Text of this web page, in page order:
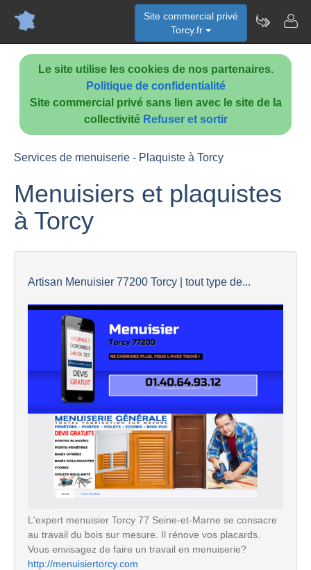
Le site utilise les cookies de nos partenaires.
Politique de confidentialité
Site commercial privé sans lien avec le site de la
collectivité Refuser et sortir
Site commercial privé
Torcy.fr
Services de menuiserie - Plaquiste à Torcy
Menuisiers et plaquistes
à Torcy
Artisan Menuisier 77200 Torcy | tout type de...
L'expert menuisier Torcy 77 Seine-et-Marne se consacre
au travail du bois sur mesure. Il rénove vos placards.
Vous envisagez de faire un travail en menuiserie?
http://menuisiertorcy.com